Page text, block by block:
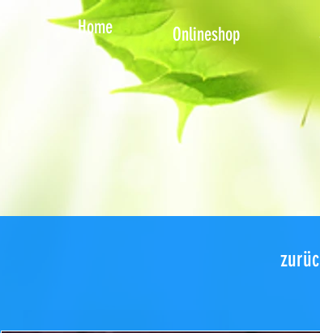
Home Onlineshop